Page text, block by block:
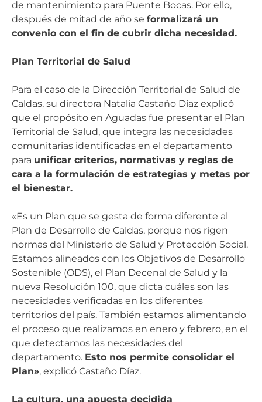
de mantenimiento para Puente Bocas. Por ello,
después de mitad de año se formalizará un
convenio con el fin de cubrir dicha necesidad.
Plan Territorial de Salud
Para el caso de la Dirección Territorial de Salud de
Caldas, su directora Natalia Castaño Díaz explicó
que el propósito en Aguadas fue presentar el Plan
Territorial de Salud, que integra las necesidades
comunitarias identificadas en el departamento
para unificar criterios, normativas y reglas de
cara a la formulación de estrategias y metas por
el bienestar.
«Es un Plan que se gesta de forma diferente al
Plan de Desarrollo de Caldas, porque nos rigen
normas del Ministerio de Salud y Protección Social.
Estamos alineados con los Objetivos de Desarrollo
Sostenible (ODS), el Plan Decenal de Salud y la
nueva Resolución 100, que dicta cuáles son las
necesidades verificadas en los diferentes
territorios del país. También estamos alimentando
el proceso que realizamos en enero y febrero, en el
que detectamos las necesidades del
departamento. Esto nos permite consolidar el
Plan», explicó Castaño Díaz.
La cultura, una apuesta decidida